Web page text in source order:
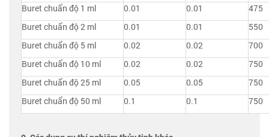
Buret chuẩn độ 1 ml
0.01 0.01
475
Buret chuẩn độ 2 ml
0.01 0.01
550
Buret chuẩn độ 5 ml
0.02 0.02
700
Buret chuẩn độ 10 ml
0.02 0.02
750
Buret chuẩn độ 25 ml
0.05 0.05
750
Buret chuẩn độ 50 ml
0.1 0.1 750